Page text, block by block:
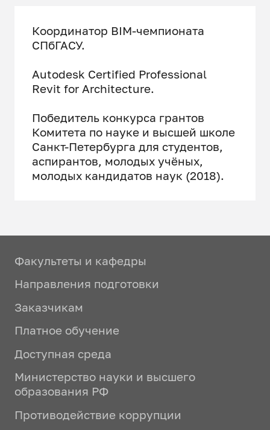
Координатор BIM-чемпионата
СПбГАСУ.
Autodesk Certified Professional
Revit for Architecture.
Победитель конкурса грантов
Комитета по науке и высшей школе
Санкт-Петербурга для студентов,
аспирантов, молодых учёных,
молодых кандидатов наук (2018).
Факультеты и кафедры
Направления подготовки
Заказчикам
Платное обучение
Доступная среда
Министерство науки и высшего
образования РФ
Противодействие коррупции